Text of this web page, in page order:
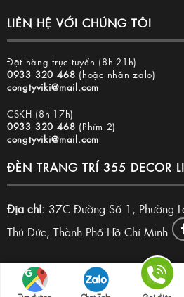
LIÊN HỆ VỚI CHÚNG TÔI
Đặt hàng trực tuyến (8h-21h)
0933 320 468 (hoặc nhắn zalo)
congtyviki@mail.com
CSKH (8h-17h)
0933 320 468 (Phím 2)
congtyviki@mail.com
ĐÈN TRANG TRÍ 355 DECOR
Địa chỉ: 37C Đường Số 1, Phường
Thủ Đức, Thành Phố Hồ Chí Minh
Copyright 2026 © Đèn